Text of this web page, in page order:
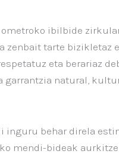
ibilbide
zenbait tarte bizikletaz
eta berariaz
garrantzia natural,
inguru behar direla
mendi-bideak